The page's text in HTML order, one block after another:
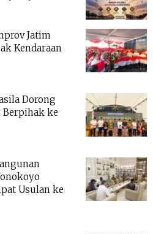
Jatim
Kendaraan
Dorong
Berpihak ke
Usulan ke